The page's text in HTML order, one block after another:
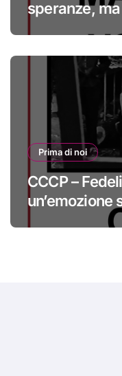
speranze,
Prima di noi
CCCP –
#primadinoi